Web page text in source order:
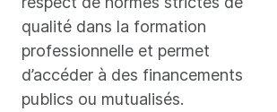
qualité dans la formation
professionnelle et permet
d’accéder à des financements
publics ou mutualisés.